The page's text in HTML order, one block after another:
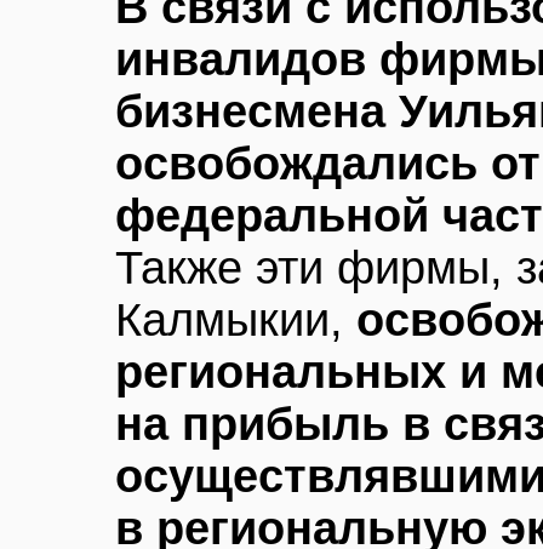
инвалидов
бизнесмена
освобождались
федеральной
Также эти фирмы,
Калмыкии,
региональных и
на прибыль в
в региональную